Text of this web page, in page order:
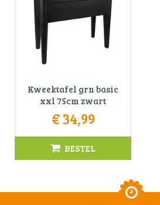
Kweektafel grn basic
xxl 75cm zwart
€34,99
BESTEL